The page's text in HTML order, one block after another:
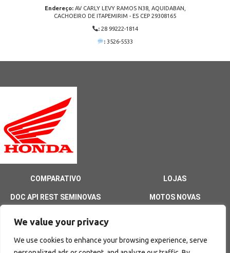
We value your privacy
We use cookies to enhance your browsing experience, serve
Endereço:AV CARLY LEVY RAMOS N38, AQUIDABAN,
CACHOEIRO DE ITAPEMIRIM - ES CEP 29308165
: 28 99222-1814
:3526-5533
COMPARATIVO
DOC API REST SEMINOVAS
LOJAS
MOTOS NOVAS